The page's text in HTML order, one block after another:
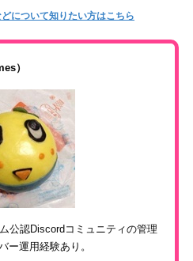
について知りたい方はこちら
）
公認Discordコミュニティの管理
ー運用経験あり。